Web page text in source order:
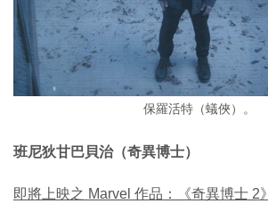
保羅活特（蟻俠）。
班尼狄甘巴貝治（奇異博士）
即將上映之 Marvel 作品：《奇異博士 2》